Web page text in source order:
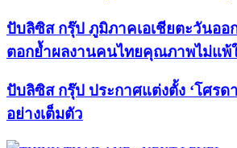
ปับลิซิส กรุ๊ป ภูมิภาคเอเชียตะวันออ
ตอกย้ำผลงานคนไทยคุณภาพไม่แพ้ใ
ปับลิซิส กรุ๊ป ประกาศแต่งตั้ง ‘โศรด
อย่างเต็มตัว